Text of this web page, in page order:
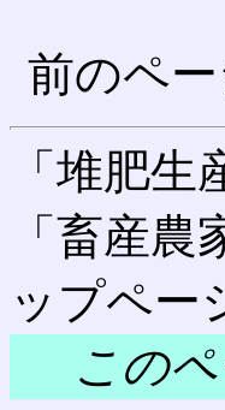
前のペ
「堆肥
「畜産
ップペー
この